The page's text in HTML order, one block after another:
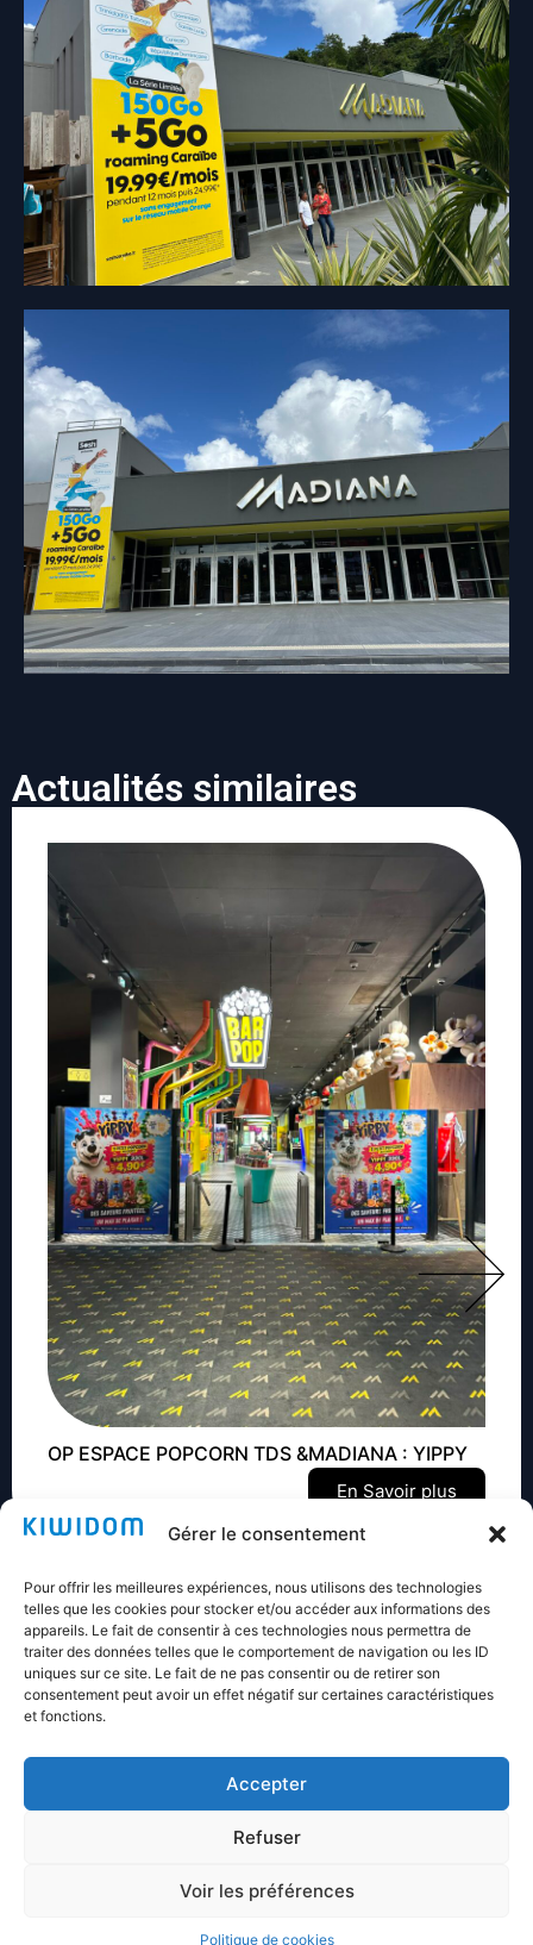
Gérer le consentement
Pour offrir les meilleures expériences, nous utilisons des technologies
telles que les cookies pour stocker et/ou accéder aux informations des
appareils. Le fait de consentir à ces technologies nous permettra de
traiter des données telles que le comportement de navigation ou les ID
uniques sur ce site. Le fait de ne pas consentir ou de retirer son
consentement peut avoir un effet négatif sur certaines caractéristiques
et fonctions.
Accepter
Refuser
Voir les préférences
Politique de cookies
Actualités similaires
OP ESPACE POPCORN TDS &MADIANA : YIPPY
En Savoir plus
Nos références
© 2024 KIWIDOM. Tous droits réservés.